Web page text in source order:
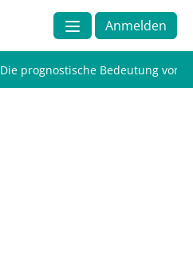
Anmelden
Die prognostische Bedeutung von